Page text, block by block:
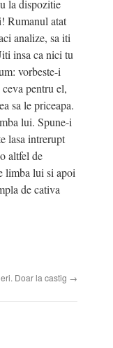
la dispozitie
Rumanul atat
analize, sa iti
insa ca nici tu
vorbeste-i
pentru el,
sa le priceapa.
lui. Spune-i
lasa intrerupt
altfel de
limba lui si apoi
de cativa
Doar la castig →